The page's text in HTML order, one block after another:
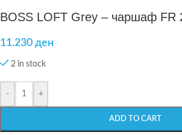
BOSS LOFT Grey – чаршаф FR
11.230 ден
2 in stock
- +
ADD TO CART